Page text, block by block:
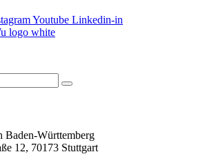
Youtube Linkedin-in
Württemberg
12, 70173 Stuttgart